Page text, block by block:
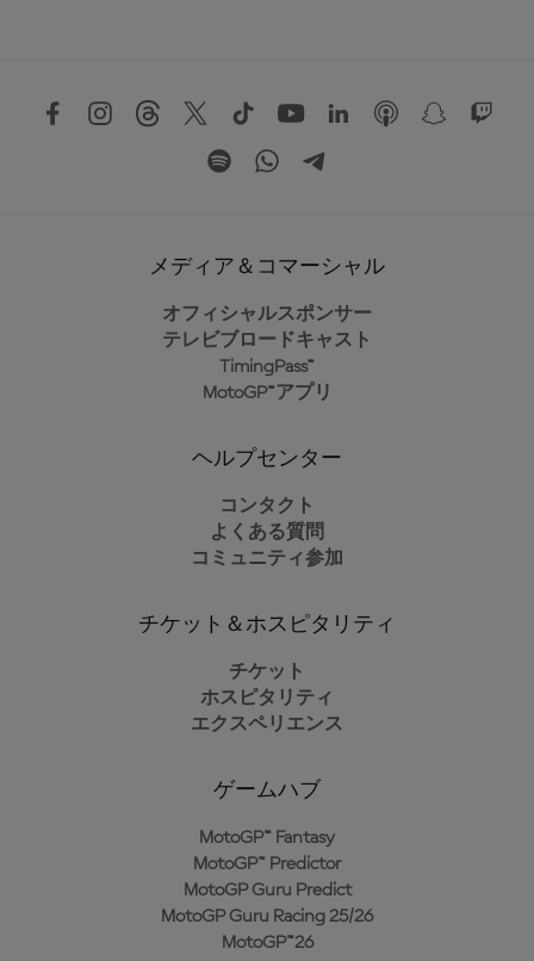
メディア＆コマーシャル
オフィシャルスポンサー
テレビブロードキャスト
TimingPass™
MotoGP™アプリ
ヘルプセンター
コンタクト
よくある質問
コミュニティ参加
チケット＆ホスピタリティ
チケット
ホスピタリティ
エクスペリエンス
ゲームハブ
MotoGP™ Fantasy
MotoGP™ Predictor
MotoGP Guru Predict
MotoGP Guru Racing 25/26
MotoGP™26